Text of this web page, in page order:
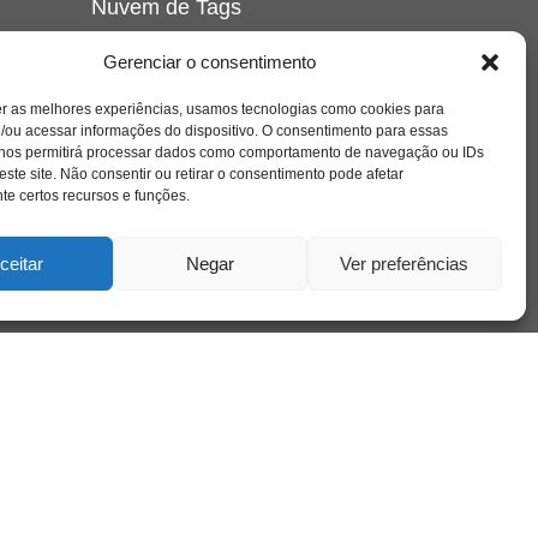
Gerenciar o consentimento
as melhores experiências, usamos tecnologias como cookies para
ou acessar informações do dispositivo. O consentimento para essas
permitirá processar dados como comportamento de navegação ou IDs
site. Não consentir ou retirar o consentimento pode afetar
certos recursos e funções.
Negar Ver preferências
Nuvem de Tags
crianca cuidado cultura depressao
educação família filme
freud infância insight jung liberdade livro
loucura luto maternidade
psicologia relato